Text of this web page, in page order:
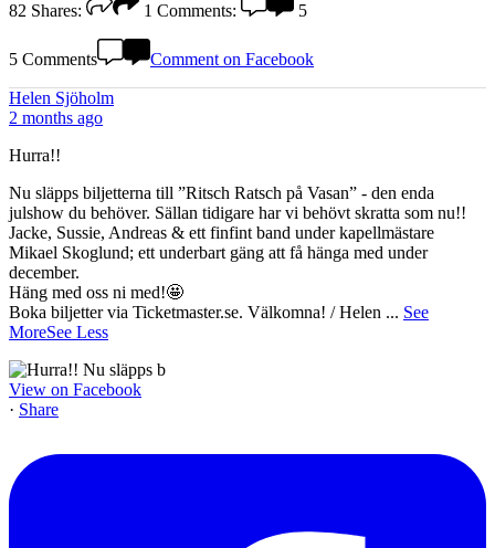
82 Shares: 1 Comments: 5
5 Comments Comment on Facebook
Helen Sjöholm
2 months ago
Hurra!!
Nu släpps biljetterna till ”Ritsch Ratsch på Vasan” - den enda
julshow du behöver. Sällan tidigare har vi behövt skratta som nu!!
Jacke, Sussie, Andreas & ett finfint band under kapellmästare
Mikael Skoglund; ett underbart gäng att få hänga med under
december.
Häng med oss ni med!🤩
Boka biljetter via Ticketmaster.se. Välkomna! / Helen ... See
MoreSee Less
View on Facebook
· Share